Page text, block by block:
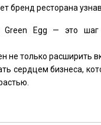
бренд ресторана
Green Egg — это шаг
не только расширить
сердцем бизнеса,